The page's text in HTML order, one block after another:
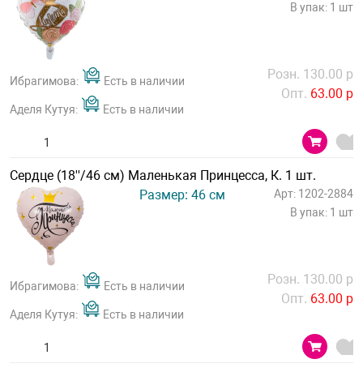
В упак: 1 шт
Ибрагимова: Есть в наличии
Аделя Кутуя: Есть в наличии
Розн. 130.00 р
Опт. 63.00 р
Сердце (18''/46 см) Маленькая Принцесса, К. 1 шт.
Размер: 46 см
Арт: 1202-2884
В упак: 1 шт
Ибрагимова: Есть в наличии
Аделя Кутуя: Есть в наличии
Розн. 130.00 р
Опт. 63.00 р